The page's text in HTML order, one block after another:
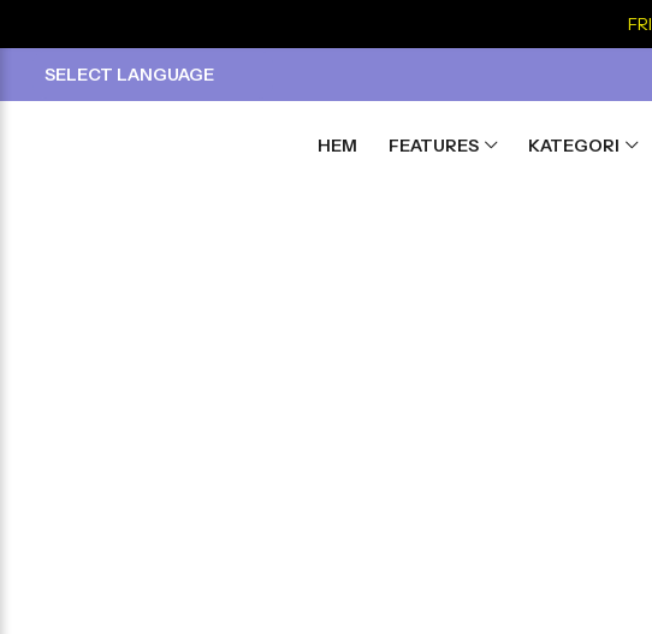
SELECT LANGUAGE
HEM FEATURES KATEGORI